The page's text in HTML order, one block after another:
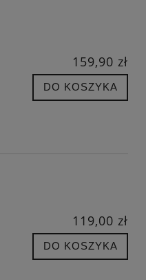
159,90 zł
DO KOSZYKA
119,00 zł
DO KOSZYKA